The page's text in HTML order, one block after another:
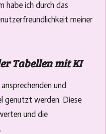
habe ich durch das
meiner
Tabellen mit KI
und
genutzt werden. Diese
und die